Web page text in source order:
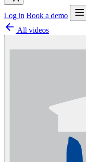
Log in Book a demo
All videos